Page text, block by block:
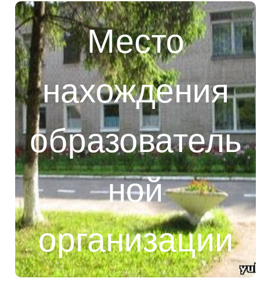
Место
нахождения
образователь
ной
организации
141070, Московская обл.,
г. Королёв, ул. Садовая, д.4а